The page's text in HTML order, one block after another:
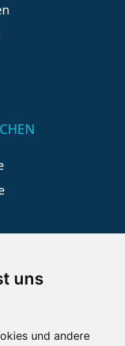
uns
und andere
APP
und Android - Ein
Schneefreaks!